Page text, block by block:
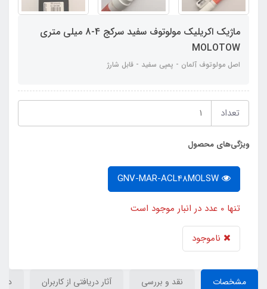
ماژیک اکریلیک مولوتوف سفید سرکج 4-8 میلی متری
MOLOTOW
اصل مولوتوف آلمان - پمپی سفید - قابل شارژ
تعداد
ویژگی‌های محصول
تنها 0 عدد در انبار موجود است
ناموجود
مشخصات نقد و بررسی آثار دریافتی از کاربران